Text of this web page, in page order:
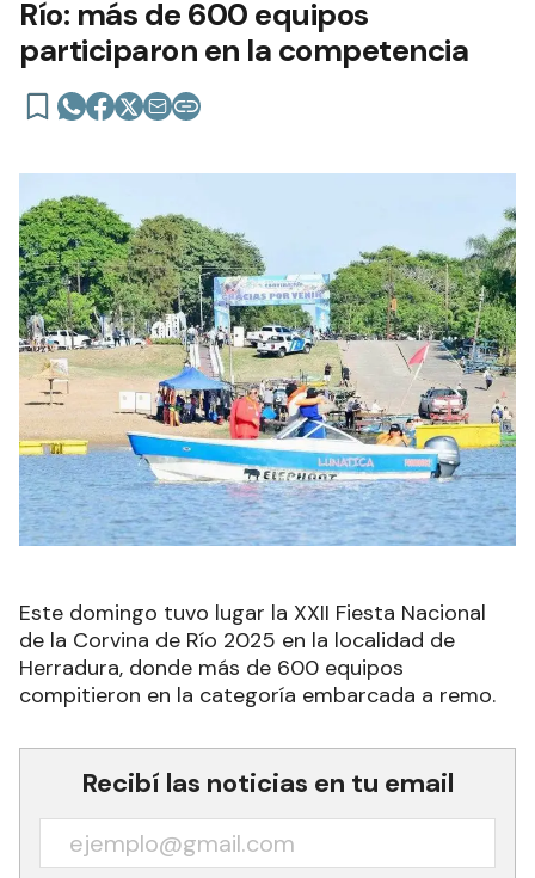
Río: más de 600 equipos
participaron en la competencia
Este domingo tuvo lugar la XXII Fiesta Nacional
de la Corvina de Río 2025 en la localidad de
Herradura, donde más de 600 equipos
compitieron en la categoría embarcada a remo.
Recibí las noticias en tu email